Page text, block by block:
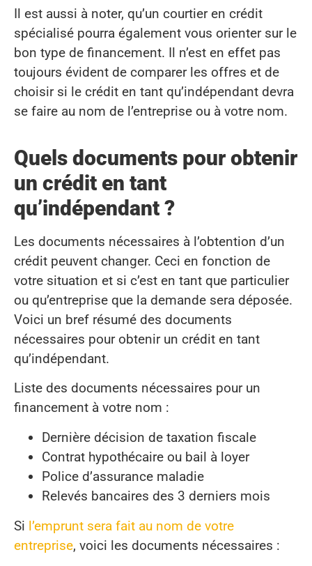
Il est aussi à noter, qu’un courtier en crédit
spécialisé pourra également vous orienter sur le
bon type de financement. Il n’est en effet pas
toujours évident de comparer les offres et de
choisir si le crédit en tant qu’indépendant devra
se faire au nom de l’entreprise ou à votre nom.
Quels documents pour obtenir
un crédit en tant
qu’indépendant ?
Les documents nécessaires à l’obtention d’un
crédit peuvent changer. Ceci en fonction de
votre situation et si c’est en tant que particulier
ou qu’entreprise que la demande sera déposée.
Voici un bref résumé des documents
nécessaires pour obtenir un crédit en tant
qu’indépendant.
Liste des documents nécessaires pour un
financement à votre nom :
Dernière décision de taxation fiscale
Contrat hypothécaire ou bail à loyer
Police d’assurance maladie
Relevés bancaires des 3 derniers mois
Si l’emprunt sera fait au nom de votre
entreprise, voici les documents nécessaires :